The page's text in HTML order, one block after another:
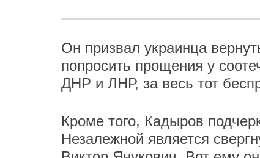
Он призвал украинца
попросить прощения у
ДНР и ЛНР, за весь тот
Кроме того, Кадыров
Незалежной является